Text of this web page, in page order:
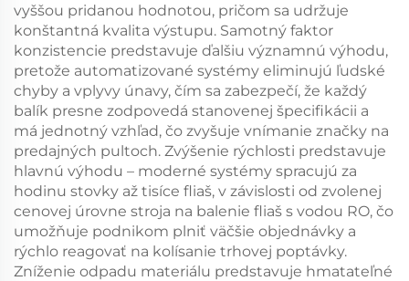
vyššou pridanou hodnotou, pričom sa udržuje
konštantná kvalita výstupu. Samotný faktor
konzistencie predstavuje ďalšiu významnú výhodu,
pretože automatizované systémy eliminujú ľudské
chyby a vplyvy únavy, čím sa zabezpečí, že každý
balík presne zodpovedá stanovenej špecifikácii a
má jednotný vzhľad, čo zvyšuje vnímanie značky na
predajných pultoch. Zvýšenie rýchlosti predstavuje
hlavnú výhodu – moderné systémy spracujú za
hodinu stovky až tisíce fliaš, v závislosti od zvolenej
cenovej úrovne stroja na balenie fliaš s vodou RO, čo
umožňuje podnikom plniť väčšie objednávky a
rýchlo reagovať na kolísanie trhovej poptávky.
Zníženie odpadu materiálu predstavuje hmatateľné